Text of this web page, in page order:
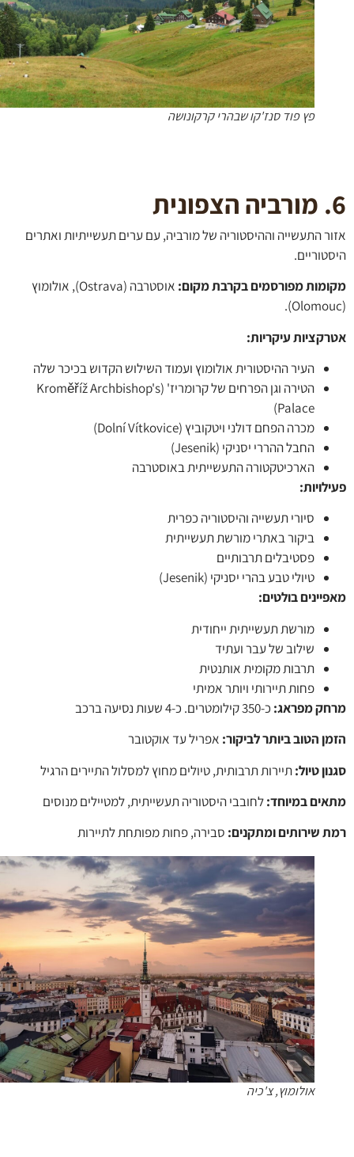
פץ פוד סנז'קו שבהרי קרקונושה
התעשייה וההיסטוריה של מורביה, עם ערים תעשייתיות ואתרים
מפורסמים בקרבת מקום:
אוסטרבה (Ostrava), אולומוץ
עיקריות:
העיר ההיסטורית אולומוץ ועמוד השילוש הקדוש בכיכר שלה
הטירה וגן הפרחים של קרומריז' (Kroměříž Archbishop's
Palace)
מכרה הפחם דולני ויטקוביץ (Dolní Vítkovice)
החבל ההררי יסניקי (Jesenik)
הארכיטקטורה התעשייתית באוסטרבה
:
סיורי תעשייה והיסטוריה כפרית
ביקור באתרי מורשת תעשייתית
פסטיבלים תרבותיים
טיולי טבע בהרי יסניקי (Jesenik)
בולטים:
מורשת תעשייתית ייחודית
שילוב של עבר ועתיד
תרבות מקומית אותנטית
פחות תיירותי ויותר אמיתי
מפראג:כ-350 קילומטרים. כ-4 שעות נסיעה ברכב
הטוב ביותר לביקור:אפריל עד אוקטובר
טיול:תיירות תרבותית, טיולים מחוץ למסלול התיירים הרגיל
במיוחד:לחובבי היסטוריה תעשייתית, למטיילים מנוסים
שירותים ומתקנים:סבירה, פחות מפותחת לתיירות
אולומוץ, צ'כיה